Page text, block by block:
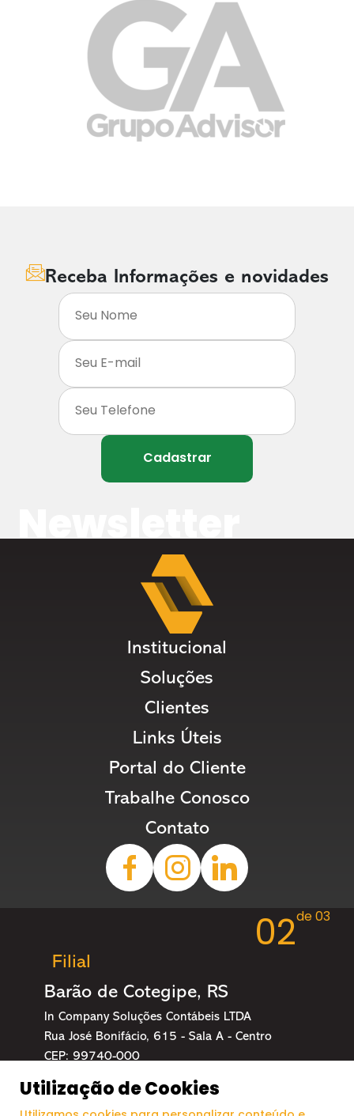
Utilização de Cookies
Newsletter
Receba Informações e novidades
Cadastrar
Institucional
Soluções
Clientes
Links Úteis
Portal do Cliente
Trabalhe Conosco
Contato
02
de 03
Filial
Barão de Cotegipe, RS
In Company Soluções Contábeis LTDA
Rua José Bonifácio, 615 - Sala A - Centro
CEP: 99740-000
54 99119-0288
incompany@incompany.cnt.br